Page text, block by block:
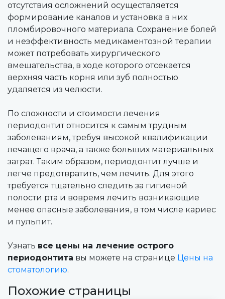
отсутствия осложнений осуществляется
формирование каналов и установка в них
пломбировочного материала. Сохранение болей
и неэффективность медикаментозной терапии
может потребовать хирургического
вмешательства, в ходе которого отсекается
верхняя часть корня или зуб полностью
удаляется из челюсти.
По сложности и стоимости лечения
периодонтит относится к самым трудным
заболеваниям, требуя высокой квалификации
лечащего врача, а также больших материальных
затрат. Таким образом, периодонтит лучше и
легче предотвратить, чем лечить. Для этого
требуется тщательно следить за гигиеной
полости рта и вовремя лечить возникающие
менее опасные заболевания, в том числе кариес
и пульпит.
Узнать все цены на лечение острого
периодонтита вы можете на странице Цены на
стоматологию.
Похожие страницы